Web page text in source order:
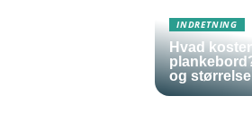
INDRETNING
Hvad
og